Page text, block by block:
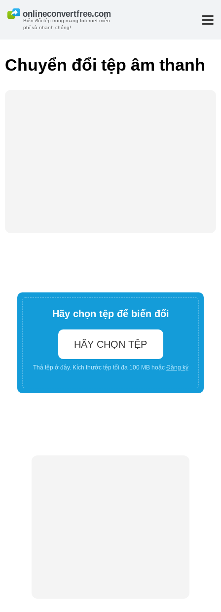
Biến đổi tệp trong mạng Internet miễn
phí và nhanh chóng!
Chuyển đổi tệp âm thanh
Hãy chọn tệp để biến đổi
HÃY CHỌN TỆP
Thả tệp ở đây. Kích thước tệp tối đa 100 MB hoặc Đăng ký